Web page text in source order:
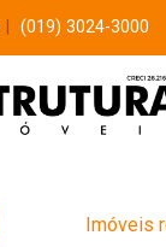
(019) 3024-3000